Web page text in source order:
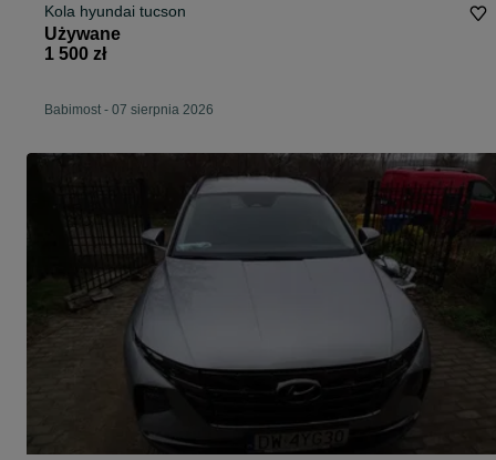
Kola hyundai tucson
Używane
1 500 zł
Babimost - 07 sierpnia 2026